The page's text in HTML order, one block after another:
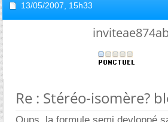
13/05/2007, 15h33
Re : Stéréo-isomère?